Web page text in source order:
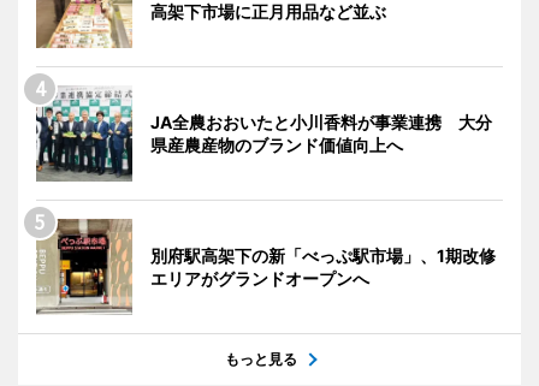
高架下市場に正月用品など並ぶ
JA全農おおいたと小川香料が事業連携 大分
県産農産物のブランド価値向上へ
別府駅高架下の新「べっぷ駅市場」、1期改修
エリアがグランドオープンへ
もっと見る